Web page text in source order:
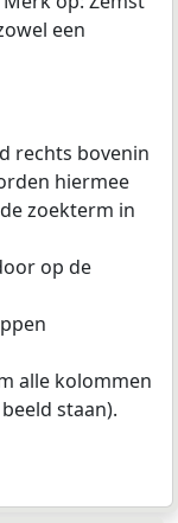
een
rechts bovenin
hiermee
zoekterm in
op de
alle kolommen
staan).